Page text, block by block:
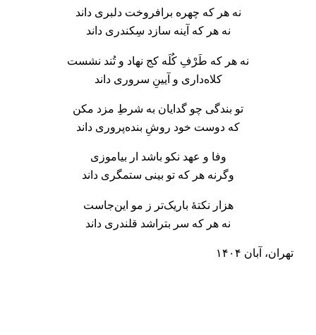
نه هر که چهره برافروخت دلبری داند
نه هر که آینه سازد سِکندری داند
نه هر که طَرْفِ کُلَه کج نهاد و تُند نشست
کلاه‌داری و آیینِ سروری داند
تو بندگی چو گدایان به شرطِ مزد مکن
که دوست خود روشِ بنده‌پروری داند
وفا و عهد نکو باشد ار بیاموزی
وگرنه هر که تو بینی ستمگری داند
هزار نکتهٔ باریک‌تر ز مو این‌جاست
نه هر که سر بتراشد قلندری داند
تهران، آبان ۱۴۰۴